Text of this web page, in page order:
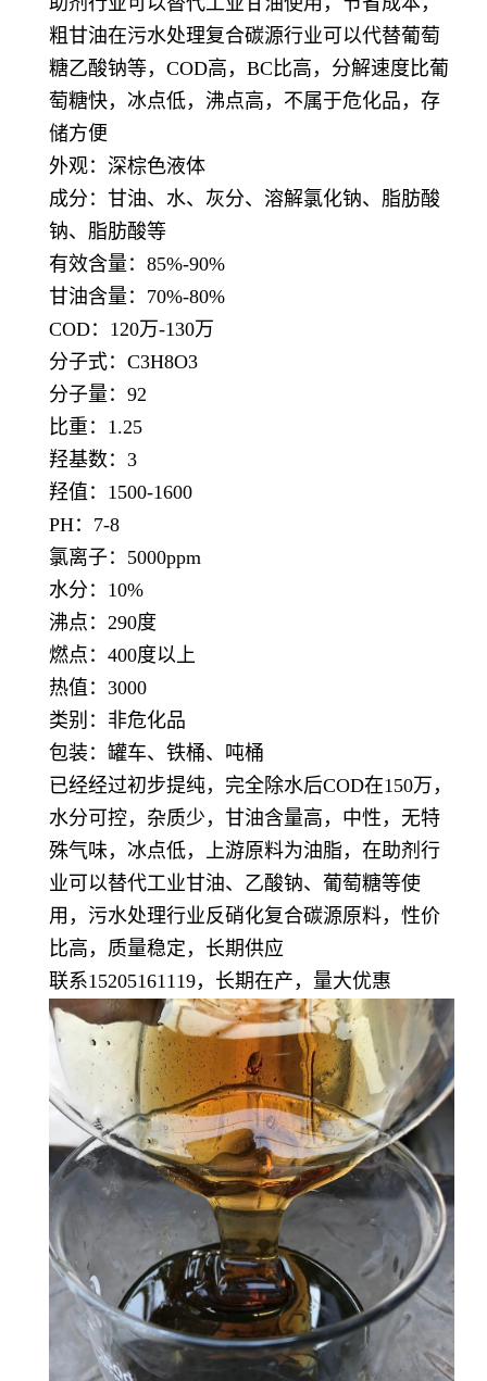
粗甘油在污水处理复合碳源行业可以代替葡萄
糖乙酸钠等，COD高，BC比高，分解速度比葡
萄糖快，冰点低，沸点高，不属于危化品，存
储方便
外观：深棕色液体
成分：甘油、水、灰分、溶解氯化钠、脂肪酸
钠、脂肪酸等
有效含量：85%-90%
甘油含量：70%-80%
COD：120万-130万
分子式：C3H8O3
分子量：92
比重：1.25
羟基数：3
羟值：1500-1600
PH：7-8
氯离子：5000ppm
水分：10%
沸点：290度
燃点：400度以上
热值：3000
类别：非危化品
包装：罐车、铁桶、吨桶
已经经过初步提纯，完全除水后COD在150万，
水分可控，杂质少，甘油含量高，中性，无特
殊气味，冰点低，上游原料为油脂，在助剂行
业可以替代工业甘油、乙酸钠、葡萄糖等使
用，污水处理行业反硝化复合碳源原料，性价
比高，质量稳定，长期供应
联系15205161119，长期在产，量大优惠